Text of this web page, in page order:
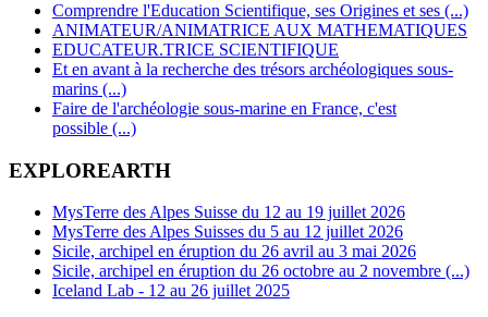
Comprendre l'Education Scientifique, ses Origines et ses (...)
ANIMATEUR/ANIMATRICE AUX MATHEMATIQUES
EDUCATEUR.TRICE SCIENTIFIQUE
Et en avant à la recherche des trésors archéologiques sous-
marins (...)
Faire de l'archéologie sous-marine en France, c'est
possible (...)
EXPLOREARTH
MysTerre des Alpes Suisse du 12 au 19 juillet 2026
MysTerre des Alpes Suisses du 5 au 12 juillet 2026
Sicile, archipel en éruption du 26 avril au 3 mai 2026
Sicile, archipel en éruption du 26 octobre au 2 novembre (...)
Iceland Lab - 12 au 26 juillet 2025